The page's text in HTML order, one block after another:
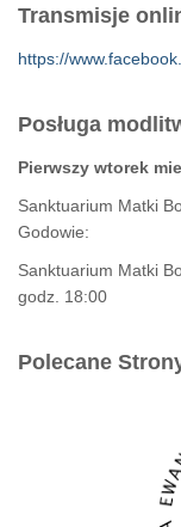
Transmisje
https://
Posługa
Pierwszy wtorek
Sanktuarium Matki
Godowie:
Sanktuarium Matki
godz. 18:00
Polecane